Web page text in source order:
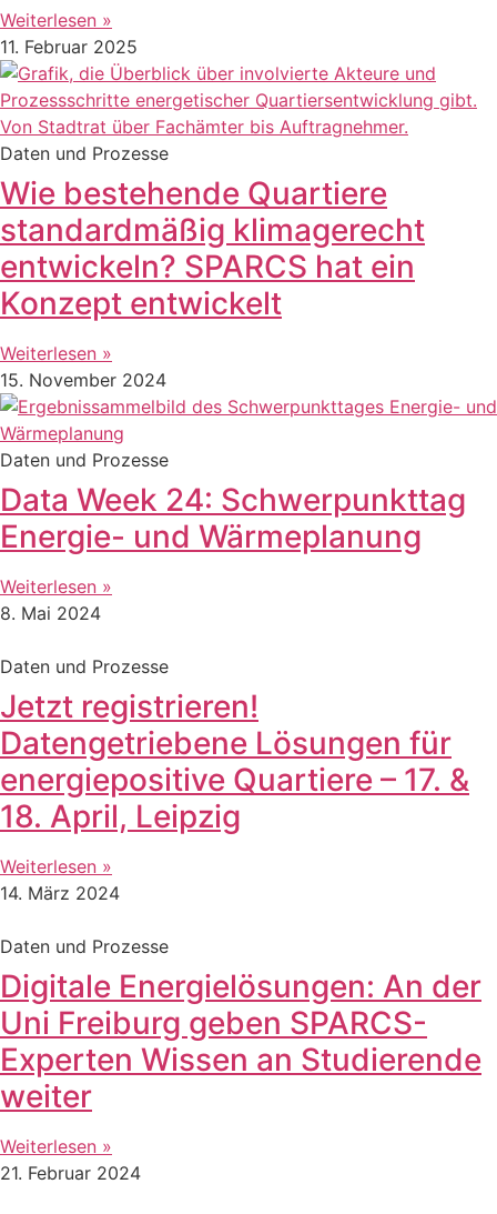
Weiterlesen »
11. Februar 2025
Daten und Prozesse
Wie bestehende Quartiere
standardmäßig klimagerecht
entwickeln? SPARCS hat ein
Konzept entwickelt
Weiterlesen »
15. November 2024
Daten und Prozesse
Data Week 24: Schwerpunkttag
Energie- und Wärmeplanung
Weiterlesen »
8. Mai 2024
Daten und Prozesse
Jetzt registrieren!
Datengetriebene Lösungen für
energiepositive Quartiere – 17. &
18. April, Leipzig
Weiterlesen »
14. März 2024
Daten und Prozesse
Digitale Energielösungen: An der
Uni Freiburg geben SPARCS-
Experten Wissen an Studierende
weiter
Weiterlesen »
21. Februar 2024